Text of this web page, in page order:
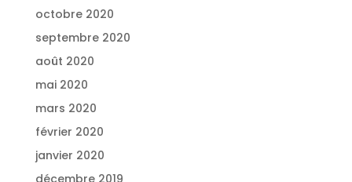
octobre 2020
septembre 2020
août 2020
mai 2020
mars 2020
février 2020
janvier 2020